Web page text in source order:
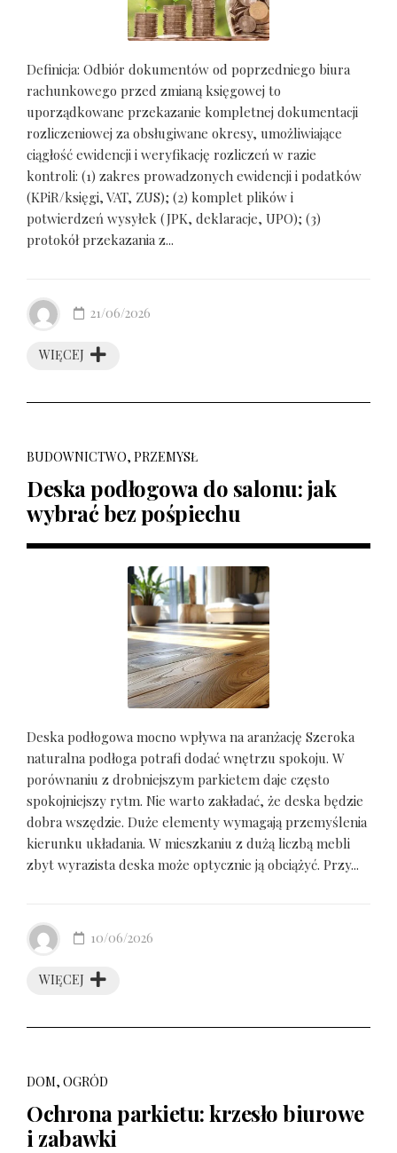
Definicja: Odbiór dokumentów od poprzedniego biura
rachunkowego przed zmianą księgowej to
uporządkowane przekazanie kompletnej dokumentacji
rozliczeniowej za obsługiwane okresy, umożliwiające
ciągłość ewidencji i weryfikację rozliczeń w razie
kontroli: (1) zakres prowadzonych ewidencji i podatków
(KPiR/księgi, VAT, ZUS); (2) komplet plików i
potwierdzeń wysyłek (JPK, deklaracje, UPO); (3)
protokół przekazania z...
WIĘCEJ
21/06/2026
BUDOWNICTWO, PRZEMYSŁ
Deska podłogowa do salonu: jak
wybrać bez pośpiechu
Deska podłogowa mocno wpływa na aranżację Szeroka
naturalna podłoga potrafi dodać wnętrzu spokoju. W
porównaniu z drobniejszym parkietem daje często
spokojniejszy rytm. Nie warto zakładać, że deska będzie
dobra wszędzie. Duże elementy wymagają przemyślenia
kierunku układania. W mieszkaniu z dużą liczbą mebli
zbyt wyrazista deska może optycznie ją obciążyć. Przy...
WIĘCEJ
10/06/2026
DOM, OGRÓD
Ochrona parkietu: krzesło biurowe
i zabawki